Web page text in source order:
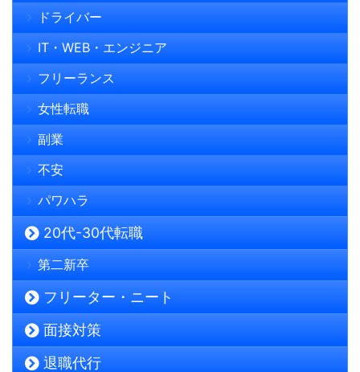
ドライバー
IT・WEB・エンジニア
フリーランス
女性転職
副業
不安
パワハラ
20代-30代転職
第二新卒
フリーター・ニート
面接対策
退職代行